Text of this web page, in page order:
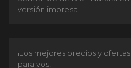
versión impresa
¡Los mejores precios y ofertas
para vos!